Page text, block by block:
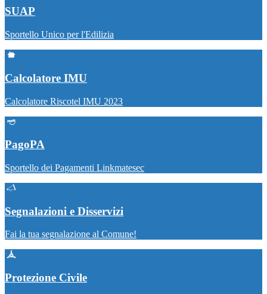
SUAP
Sportello Unico per l'Edilizia
Calcolatore IMU
Calcolatore Riscotel IMU 2023
PagoPA
Sportello dei Pagamenti Linkmatesec
Segnalazioni e Disservizi
Fai la tua segnalazione al Comune!
Protezione Civile